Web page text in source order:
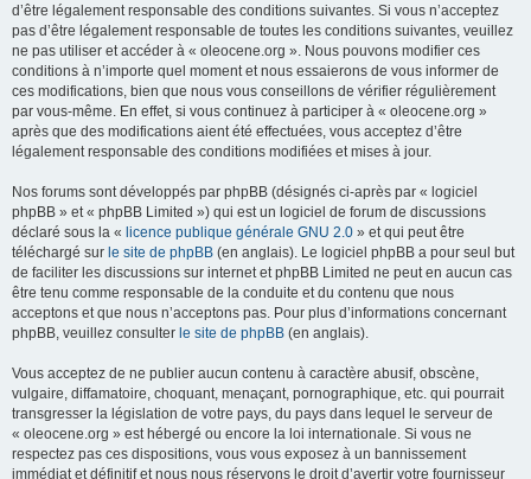
d’être légalement responsable des conditions suivantes. Si vous n’acceptez
pas d’être légalement responsable de toutes les conditions suivantes, veuillez
ne pas utiliser et accéder à « oleocene.org ». Nous pouvons modifier ces
conditions à n’importe quel moment et nous essaierons de vous informer de
ces modifications, bien que nous vous conseillons de vérifier régulièrement
par vous-même. En effet, si vous continuez à participer à « oleocene.org »
après que des modifications aient été effectuées, vous acceptez d’être
légalement responsable des conditions modifiées et mises à jour.
Nos forums sont développés par phpBB (désignés ci-après par « logiciel
phpBB » et « phpBB Limited ») qui est un logiciel de forum de discussions
déclaré sous la « licence publique générale GNU 2.0 » et qui peut être
téléchargé sur le site de phpBB (en anglais). Le logiciel phpBB a pour seul but
de faciliter les discussions sur internet et phpBB Limited ne peut en aucun cas
être tenu comme responsable de la conduite et du contenu que nous
acceptons et que nous n’acceptons pas. Pour plus d’informations concernant
phpBB, veuillez consulter le site de phpBB (en anglais).
Vous acceptez de ne publier aucun contenu à caractère abusif, obscène,
vulgaire, diffamatoire, choquant, menaçant, pornographique, etc. qui pourrait
transgresser la législation de votre pays, du pays dans lequel le serveur de
« oleocene.org » est hébergé ou encore la loi internationale. Si vous ne
respectez pas ces dispositions, vous vous exposez à un bannissement
immédiat et définitif et nous nous réservons le droit d’avertir votre fournisseur